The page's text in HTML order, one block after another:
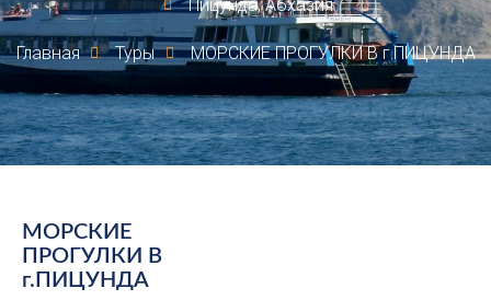
Пицунда, Абхазия
Главная Туры МОРСКИЕ ПРОГУЛКИ В г.ПИЦУНДА
МОРСКИЕ
ПРОГУЛКИ В
г.ПИЦУНДА